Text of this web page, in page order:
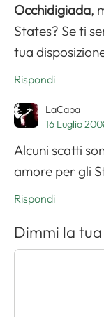
Occhidigiada,
States? Se ti
tua
Rispondi
LaCapa
16 Luglio
Alcuni scatti
amore per gli
Rispondi
Dimmi la tua